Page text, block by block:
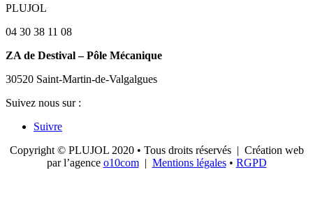
PLUJOL
04 30 38 11 08
ZA de Destival – Pôle Mécanique
30520 Saint-Martin-de-Valgalgues
Suivez nous sur :
Suivre
Copyright © PLUJOL 2020 • Tous droits réservés | Création web
par l’agence o10com | Mentions légales• RGPD